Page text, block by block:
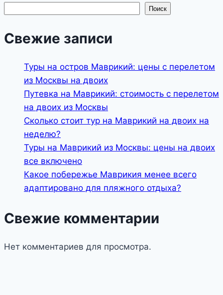
Поиск
Свежие записи
Туры на остров Маврикий: цены с перелетом
из Москвы на двоих
Путевка на Маврикий: стоимость с перелетом
на двоих из Москвы
Сколько стоит тур на Маврикий на двоих на
неделю?
Туры на Маврикий из Москвы: цены на двоих
все включено
Какое побережье Маврикия менее всего
адаптировано для пляжного отдыха?
Свежие комментарии
Нет комментариев для просмотра.